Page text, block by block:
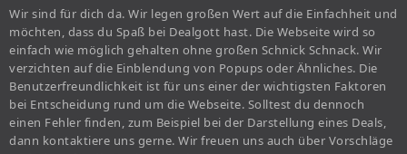
Wir sind für dich da. Wir legen großen Wert auf die Einfachheit und
möchten, dass du Spaß bei Dealgott hast. Die Webseite wird so
einfach wie möglich gehalten ohne großen Schnick Schnack. Wir
verzichten auf die Einblendung von Popups oder Ähnliches. Die
Benutzerfreundlichkeit ist für uns einer der wichtigsten Faktoren
bei Entscheidung rund um die Webseite. Solltest du dennoch
einen Fehler finden, zum Beispiel bei der Darstellung eines Deals,
dann kontaktiere uns gerne. Wir freuen uns auch über Vorschläge